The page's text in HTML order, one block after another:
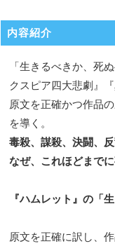
内容紹介
「生きるべきか、死
クスピア四大悲劇』
原文を正確かつ作品
を導く。
毒殺、謀殺、決闘、
なぜ、これほどまで
『ハムレット』の「
原文を正確に訳し、